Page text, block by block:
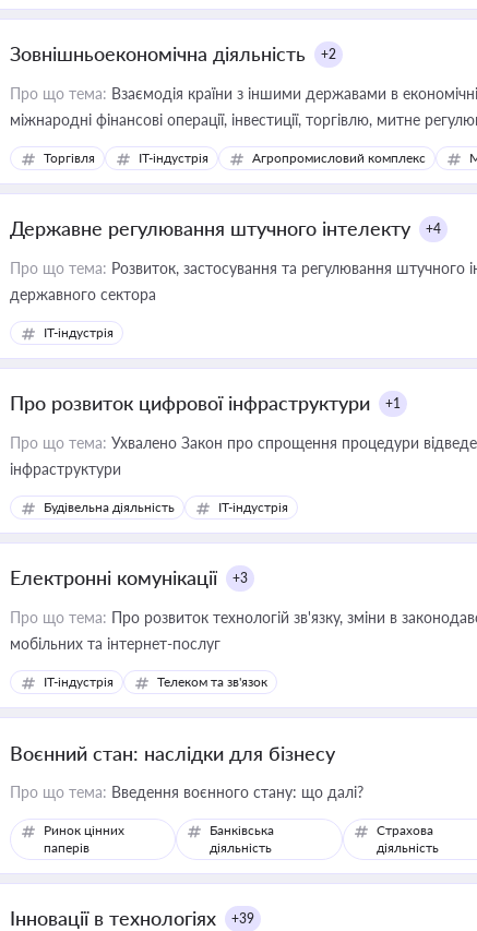
Зовнішньоекономічна діяльність +2
Про що тема: Взаємодія країни з іншими державами в
міжнародні фінансові операції, інвестиції, торгівлю, митне
Торгівля IT-індустрія Агропромисловий комплекс
Державне регулювання штучного інтелекту +4
Про що тема: Розвиток, застосування та регулювання штучного
державного сектора
IT-індустрія
Про розвиток цифрової інфраструктури +1
Про що тема: Ухвалено Закон про спрощення процедури
інфраструктури
Будівельна діяльність IT-індустрія
Електронні комунікації +3
Про що тема: Про розвиток технологій зв'язку, зміни в
мобільних та інтернет-послуг
IT-індустрія Телеком та зв'язок
Воєнний стан: наслідки для бізнесу
Про що тема: Введення воєнного стану: що далі?
Ринок цінних
паперів
Банківська
діяльність
Страхова
діяльність
Інновації в технологіях +39